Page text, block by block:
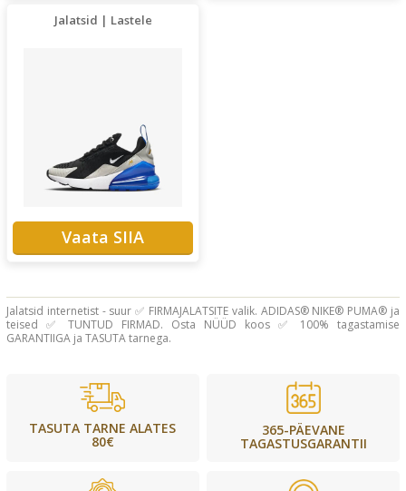
Jalatsid | Lastele
Vaata SIIA
Jalatsid internetist - suur ✅ FIRMAJALATSITE valik. ADIDAS® NIKE® PUMA® ja
teised ✅ TUNTUD FIRMAD. Osta NÜÜD koos ✅ 100% tagastamise
GARANTIIGA ja TASUTA tarnega.
TASUTA TARNE ALATES
80€
365-PÄEVANE
TAGASTUSGARANTII